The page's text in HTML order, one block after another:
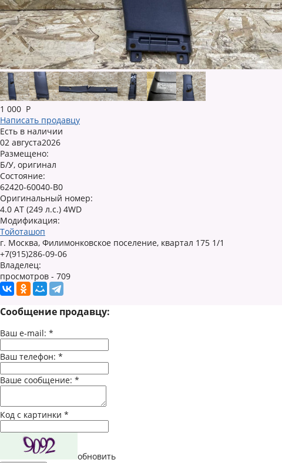
1 000 Р
Написать продавцу
Есть в наличии
02 августа2026
Размещено:
Б/У, оригинал
Состояние:
62420-60040-B0
Оригинальный номер:
4.0 AT (249 л.с.) 4WD
Модификация:
Тойоташоп
г. Москва, Филимонковское поселение, квартал 175 1/1
+7(915)286-09-06
Владелец:
просмотров - 709
Сообщение продавцу:
Ваш e-mail: *
Ваш телефон: *
Ваше сообщение: *
Код с картинки *
обновить